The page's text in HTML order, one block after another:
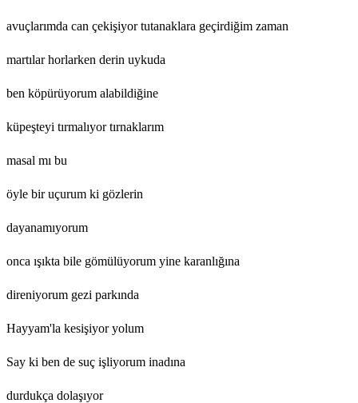
avuçlarımda can çekişiyor tutanaklara geçirdiğim zaman
martılar horlarken derin uykuda
ben köpürüyorum alabildiğine
küpeşteyi tırmalıyor tırnaklarım
masal mı bu
öyle bir uçurum ki gözlerin
dayanamıyorum
onca ışıkta bile gömülüyorum yine karanlığına
direniyorum gezi parkında
Hayyam'la kesişiyor yolum
Say ki ben de suç işliyorum inadına
durdukça dolaşıyor